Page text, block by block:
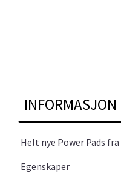
INFORMASJON
Helt nye Power Pads
Egenskaper